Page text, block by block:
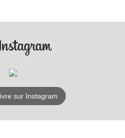
LES
PLANS
sur Instagram